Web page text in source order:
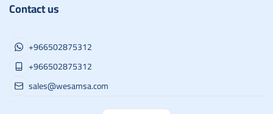
Contact us
+966502875312
+966502875312
sales@wesamsa.com